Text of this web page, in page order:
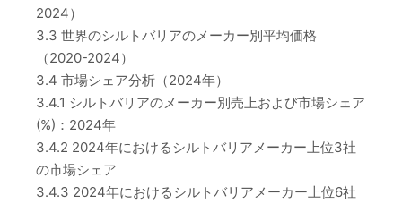
2024）
3.3 世界のシルトバリアのメーカー別平均価格
（2020-2024）
3.4 市場シェア分析（2024年）
3.4.1 シルトバリアのメーカー別売上および市場シェア
(%)：2024年
3.4.2 2024年におけるシルトバリアメーカー上位3社
の市場シェア
3.4.3 2024年におけるシルトバリアメーカー上位6社